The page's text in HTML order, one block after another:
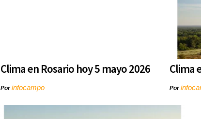
Clima en Rosario hoy 5 mayo 2026
Porinfocampo
Clima
Por